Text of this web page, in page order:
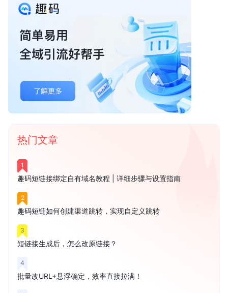
热门文章
1
趣码短链接绑定自有域名教程 | 详细步骤与设置指南
2
趣码短链如何创建渠道跳转，实现自定义跳转
3
短链接生成后，怎么改原链接？
4
批量改URL+悬浮确定，效率直接拉满！